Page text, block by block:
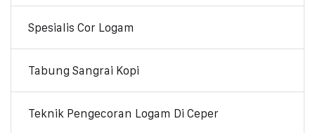
Spesialis Cor Logam
Tabung Sangrai Kopi
Teknik Pengecoran Logam Di Ceper